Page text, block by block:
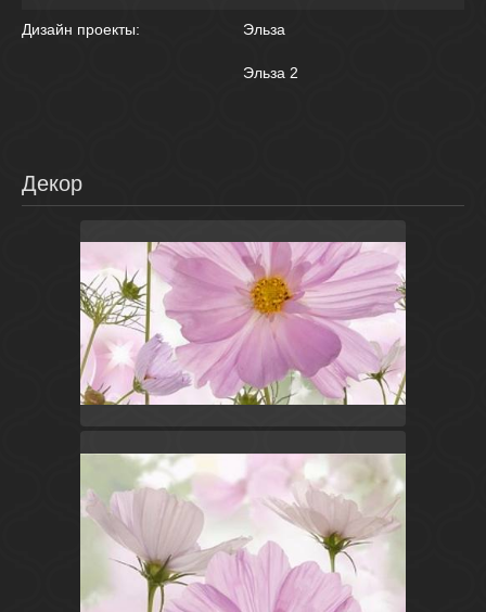
Дизайн проекты: Эльза
Эльза 2
Декор
Розовый
Россия
Эльза
Нефрит
Россия
Эльза
Нефрит